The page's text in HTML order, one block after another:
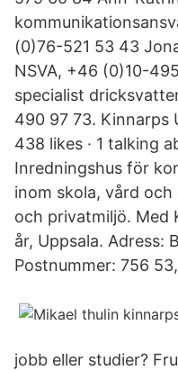
(0)76-521 53 43
NSVA, +46 (0)10-
specialist
490 97 73. Kinnarps
438 likes · 1 talking
Inredningshus för
inom skola, vård
och privatmiljö. Med
år, Uppsala. Adress:
Postnummer: 756
jobb eller studier?